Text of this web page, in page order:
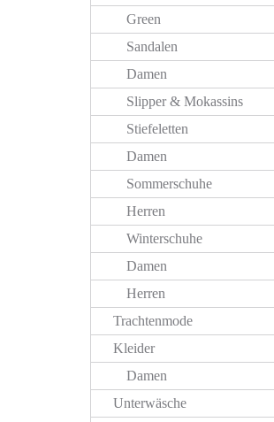
Green
Sandalen
Damen
Slipper & Mokassins
Stiefeletten
Damen
Sommerschuhe
Herren
Winterschuhe
Damen
Herren
Trachtenmode
Kleider
Damen
Unterwäsche